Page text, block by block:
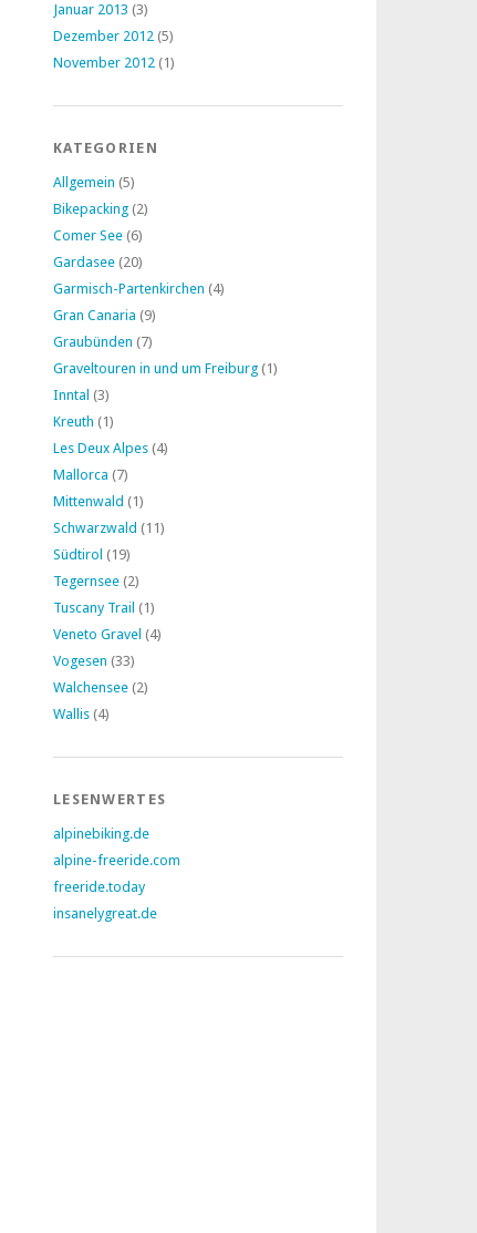
Januar 2013 (3)
Dezember 2012 (5)
November 2012 (1)
KATEGORIEN
Allgemein (5)
Bikepacking (2)
Comer See (6)
Gardasee (20)
Garmisch-Partenkirchen (4)
Gran Canaria (9)
Graubünden (7)
Graveltouren in und um Freiburg (1)
Inntal (3)
Kreuth (1)
Les Deux Alpes (4)
Mallorca (7)
Mittenwald (1)
Schwarzwald (11)
Südtirol (19)
Tegernsee (2)
Tuscany Trail (1)
Veneto Gravel (4)
Vogesen (33)
Walchensee (2)
Wallis (4)
LESENWERTES
alpinebiking.de
alpine-freeride.com
freeride.today
insanelygreat.de